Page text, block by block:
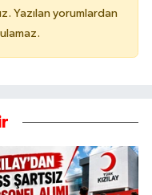
Yazılan yorumlardan